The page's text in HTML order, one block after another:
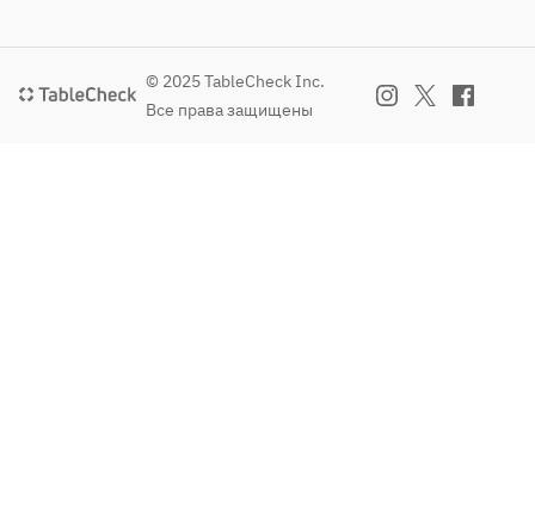
© 2025 TableCheck Inc.
Все права защищены